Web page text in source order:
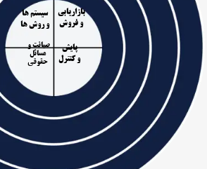
سیستم ها
​​​​​​​و روش ها
بازاریابی
​​​​​​​و فروش
پایش
​​​​​​​و کنترل
صیانت و
مسائل
حقوقی